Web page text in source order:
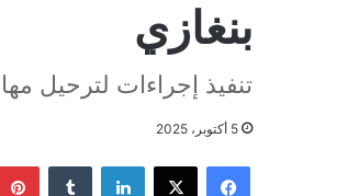
بنغازي
تنفيذ إجراءات لترحيل
5 أكتوبر، 2025
فيسبوك ‫X لينكدإن